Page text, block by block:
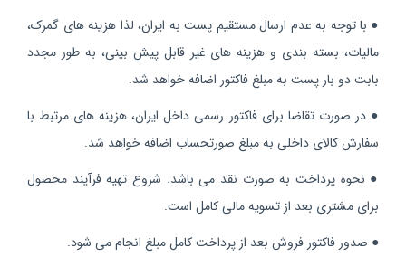
● با توجه به عدم ارسال مستقیم پست به ایران، لذا هزینه های گمرک،
مالیات، بسته بندی و هزینه های غیر قابل پیش بینی، به طور مجدد
بابت دو بار پست به مبلغ فاکتور اضافه خواهد شد.
●در صورت تقاضا برای فاکتور رسمی داخل ایران، هزینه های مرتبط با
سفارش کالای داخلی به مبلغ صورتحساب اضافه خواهد شد.
● نحوه پرداخت به صورت نقد می باشد. شروع تهیه فرآیند محصول
برای مشتری بعد از تسویه مالی کامل است.
● صدور فاکتور فروش بعد از پرداخت کامل مبلغ انجام می شود.